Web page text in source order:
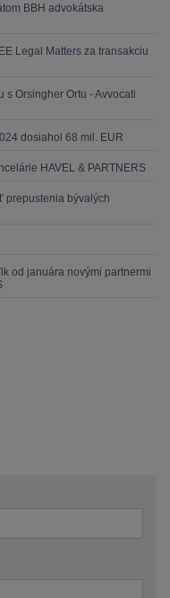
BBH advokátska
Legal Matters za transakciu
Orsingher Ortu - Avvocati
dosiahol 68 mil. EUR
HAVEL & PARTNERS
prepustenia bývalých
od januára novými partnermi